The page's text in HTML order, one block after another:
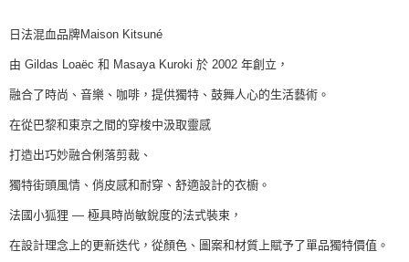
日法混血品牌Maison Kitsuné
由 Gildas Loaëc 和 Masaya Kuroki 於 2002 年創立，
融合了時尚、音樂、咖啡，提供獨特、鼓舞人心的生活藝術。
在從巴黎和東京之間的穿梭中汲取靈感
打造出巧妙融合俐落剪裁、
獨特街頭風情、俏皮感和耐穿、舒適設計的衣櫥。
法國小狐狸 — 極具時尚敏銳度的法式裝束，
在設計理念上的更新迭代，從顏色、圖案和材質上賦予了單品獨特價值。